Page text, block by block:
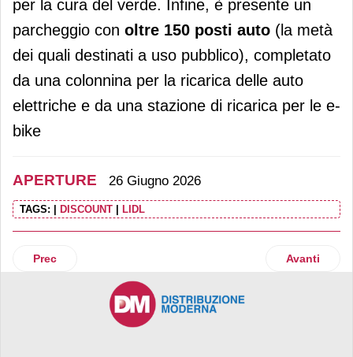
per la cura del verde. Infine, è presente un
parcheggio con oltre 150 posti auto (la metà
dei quali destinati a uso pubblico), completato
da una colonnina per la ricarica delle auto
elettriche e da una stazione di ricarica per le e-
bike
APERTURE 26 Giugno 2026
TAGS: DISCOUNT LIDL
Articolo precedente: Gruppo Arena inaugura L’Arena di
Prec Articolo
Avanti